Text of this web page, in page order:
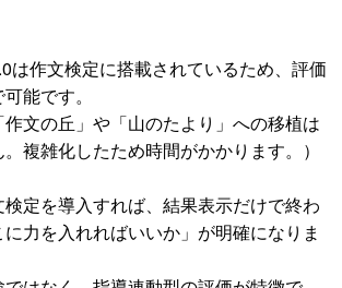
は作文検定に搭載されているため、評価
能です。
作文の丘」や「山のたより」への移植は
複雑化したため時間がかかります。）
定を導入すれば、結果表示だけで終わ
力を入れればいいか」が明確になりま